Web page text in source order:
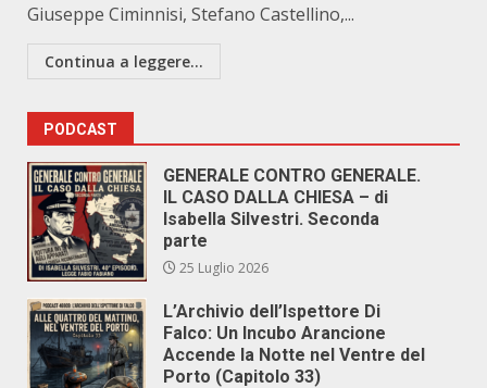
Giuseppe Ciminnisi, Stefano Castellino,...
Continua a leggere...
PODCAST
GENERALE CONTRO GENERALE.
IL CASO DALLA CHIESA – di
Isabella Silvestri. Seconda
parte
25 Luglio 2026
L’Archivio dell’Ispettore Di
Falco: Un Incubo Arancione
Accende la Notte nel Ventre del
Porto (Capitolo 33)